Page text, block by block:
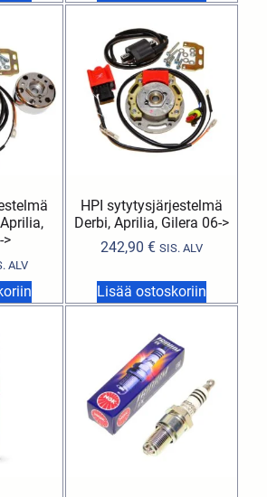
>
ALV
HPI sytytysjärjestelmä
Derbi, Aprilia, Gilera 06->
242,90 € SIS. ALV
Lisää ostoskoriin